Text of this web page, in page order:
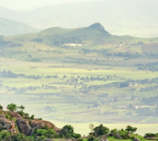
für wachsende
und